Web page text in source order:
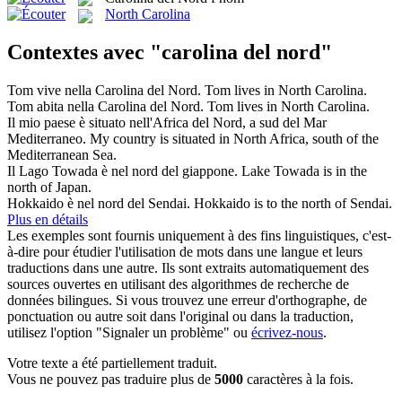
North Carolina
Contextes avec "carolina del nord"
Tom vive nella Carolina del Nord. Tom lives in North Carolina.
Tom abita nella Carolina del Nord. Tom lives in North Carolina.
Il mio paese è situato nell'Africa del Nord, a sud del Mar
Mediterraneo. My country is situated in North Africa, south of the
Mediterranean Sea.
Il Lago Towada è nel nord del giappone. Lake Towada is in the
north of Japan.
Hokkaido è nel nord del Sendai. Hokkaido is to the north ofSendai.
Plus en détails
Les exemples sont fournis uniquement à des fins linguistiques, c'est-
à-dire pour étudier l'utilisation de mots dans une langue et leurs
traductions dans une autre. Ils sont extraits automatiquement des
sources ouvertes en utilisant des algorithmes de recherche de
données bilingues. Si vous trouvez une erreur d'orthographe, de
ponctuation ou autre soit dans l'original ou dans la traduction,
utilisez l'option "Signaler un problème" ou écrivez-nous.
Votre texte a été partiellement traduit.
Vous ne pouvez pas traduire plus de 5000 caractères à la fois.